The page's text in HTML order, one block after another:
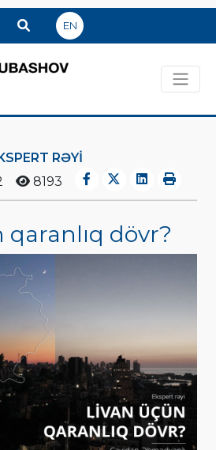
EN
RƏYI
8193
qaranlıq dövr?